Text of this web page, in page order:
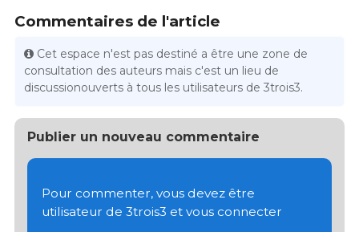
Commentaires de l'article
Cet espace n'est pas destiné a être une zone de
consultation des auteurs mais c'est un lieu de
discussionouverts à tous les utilisateurs de 3trois3.
Publier un nouveau commentaire
Pour commenter, vous devez être
utilisateur de 3trois3 et vous connecter